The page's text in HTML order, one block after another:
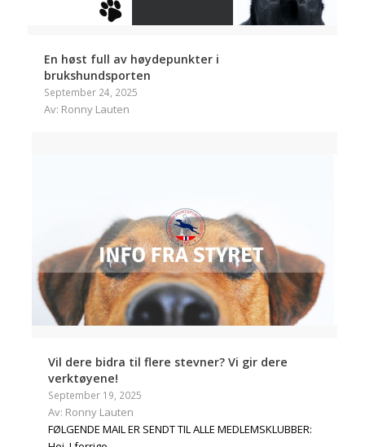
En høst full av høydepunkter i
brukshundsporten
September 24, 2025
Av: Ronny Lauten
Vil dere bidra til flere stevner? Vi gir dere
verktøyene!
September 19, 2025
Av: Ronny Lauten
FØLGENDE MAIL ER SENDT TIL ALLE MEDLEMSKLUBBER: